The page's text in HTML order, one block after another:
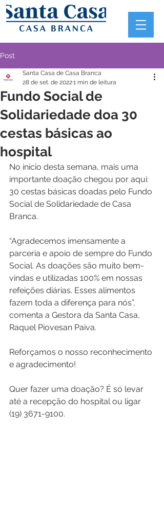
Post
Fundo Social de
Solidariedade doa 30
cestas básicas ao
hospital
Santa Casa de Casa Branca
28 de set. de 20221 min de leitura
No início desta semana, mais uma
importante doação chegou por aqui:
30 cestas básicas doadas pelo Fundo
Social de Solidariedade de Casa
Branca.
“Agradecemos imensamente a
parceria e apoio de sempre do Fundo
Social. As doações são muito bem-
vindas e utilizadas 100% em nossas
refeições diárias. Esses alimentos
fazem toda a diferença para nós”,
comenta a Gestora da Santa Casa,
Raquel Piovesan Paiva.
Reforçamos o nosso reconhecimento
e agradecimento!
Quer fazer uma doação? É só levar
até a recepção do hospital ou ligar
(19) 3671-9100.